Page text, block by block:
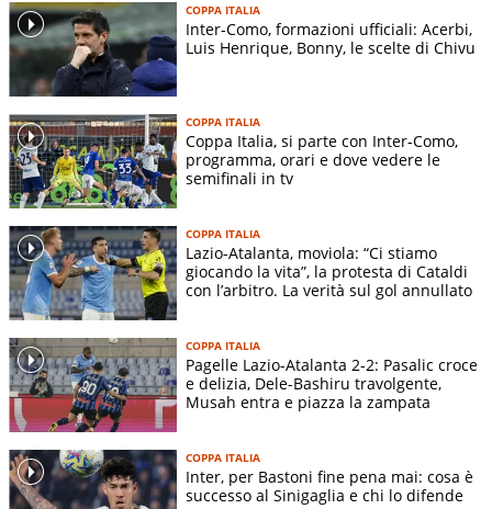
COPPA ITALIA
Inter-Como, formazioni ufficiali: Acerbi,
Luis Henrique, Bonny, le scelte di Chivu
COPPA ITALIA
Coppa Italia, si parte con Inter-Como,
programma, orari e dove vedere le
semifinali in tv
COPPA ITALIA
Lazio-Atalanta, moviola: “Ci stiamo
giocando la vita”, la protesta di Cataldi
con l’arbitro. La verità sul gol annullato
COPPA ITALIA
Pagelle Lazio-Atalanta 2-2: Pasalic croce
e delizia, Dele-Bashiru travolgente,
Musah entra e piazza la zampata
COPPA ITALIA
Inter, per Bastoni fine pena mai: cosa è
successo al Sinigaglia e chi lo difende